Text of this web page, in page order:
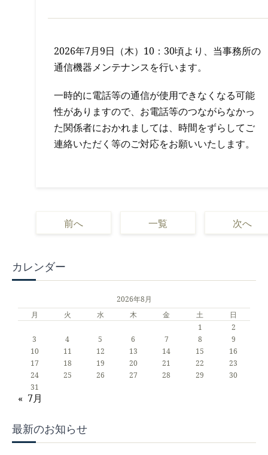
2026年7月9日（木）10：30頃より、当事務所の
通信機器メンテナンスを行います。
一時的に電話等の通信が使用できなくなる可能
性がありますので、お電話等のつながらなかっ
た関係者におかれましては、時間をずらしてご
連絡いただく等のご対応をお願いいたします。
前へ 一覧 次へ
カレンダー
2026年8月
月 火 水 木 金 土
日
1
2
3
4 5 6 7 8
9
10
11 12 13 14 15
16
17
18 19 20 21 22
23
24
25 26 27 28 29
30
31
« 7月
最新のお知らせ